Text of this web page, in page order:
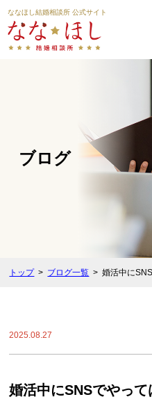
ななほし結婚相談所 公式サイト
ブログ
トップ ブログ一覧 婚活中に
2025.08.27
婚活中にSNSでやっ